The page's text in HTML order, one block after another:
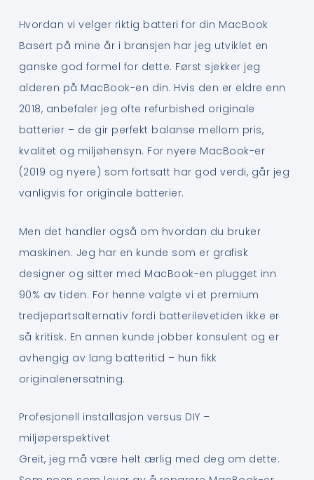
Hvordan vi velger riktig batteri for din MacBook
Basert på mine år i bransjen har jeg utviklet en
ganske god formel for dette. Først sjekker jeg
alderen på MacBook-en din. Hvis den er eldre enn
2018, anbefaler jeg ofte refurbished originale
batterier – de gir perfekt balanse mellom pris,
kvalitet og miljøhensyn. For nyere MacBook-er
(2019 og nyere) som fortsatt har god verdi, går jeg
vanligvis for originale batterier.
Men det handler også om hvordan du bruker
maskinen. Jeg har en kunde som er grafisk
designer og sitter med MacBook-en plugget inn
90% av tiden. For henne valgte vi et premium
tredjepartsalternativ fordi batterilevetiden ikke er
så kritisk. En annen kunde jobber konsulent og er
avhengig av lang batteritid – hun fikk
originalenersatning.
Profesjonell installasjon versus DIY –
miljøperspektivet
Greit, jeg må være helt ærlig med deg om dette.